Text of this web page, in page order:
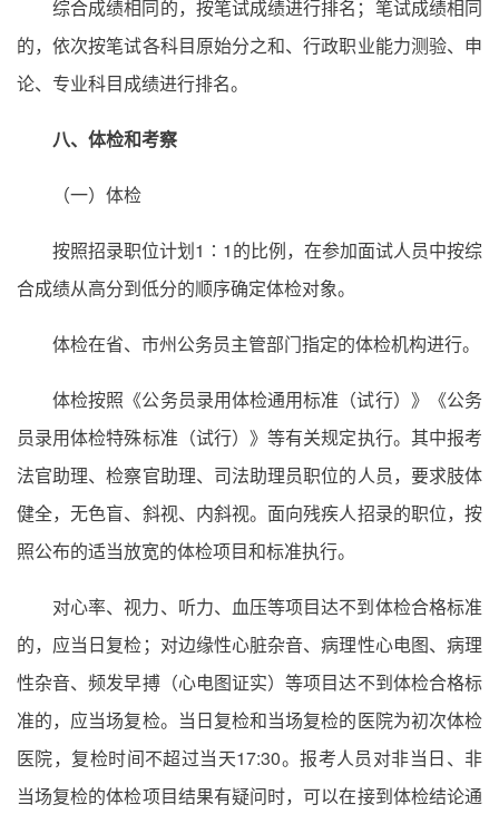
综合成绩相同的，按笔试成绩进行排名；笔试成绩相同
的，依次按笔试各科目原始分之和、行政职业能力测验、申
论、专业科目成绩进行排名。
八、体检和考察
（一）体检
按照招录职位计划1∶1的比例，在参加面试人员中按综
合成绩从高分到低分的顺序确定体检对象。
体检在省、市州公务员主管部门指定的体检机构进行。
体检按照《公务员录用体检通用标准（试行）》《公务
员录用体检特殊标准（试行）》等有关规定执行。其中报考
法官助理、检察官助理、司法助理员职位的人员，要求肢体
健全，无色盲、斜视、内斜视。面向残疾人招录的职位，按
照公布的适当放宽的体检项目和标准执行。
对心率、视力、听力、血压等项目达不到体检合格标准
的，应当日复检；对边缘性心脏杂音、病理性心电图、病理
性杂音、频发早搏（心电图证实）等项目达不到体检合格标
准的，应当场复检。当日复检和当场复检的医院为初次体检
医院，复检时间不超过当天17:30。报考人员对非当日、非
当场复检的体检项目结果有疑问时，可以在接到体检结论通